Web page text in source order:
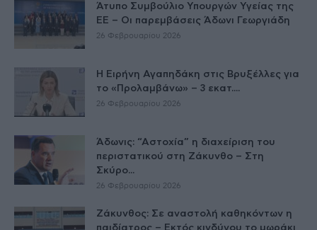
Άτυπο Συμβούλιο Υπουργών Υγείας της
ΕE – Οι παρεμβάσεις Άδωνι Γεωργιάδη
26 Φεβρουαρίου 2026
Η Ειρήνη Αγαπηδάκη στις Βρυξέλλες για
το «Προλαμβάνω» – 3 εκατ....
26 Φεβρουαρίου 2026
Άδωνις: “Αστοχία” η διαχείριση του
περιστατικού στη Ζάκυνθο – Στη
Σκύρο...
26 Φεβρουαρίου 2026
Ζάκυνθος: Σε αναστολή καθηκόντων η
παιδίατρος – Εκτός κινδύνου το μωράκι